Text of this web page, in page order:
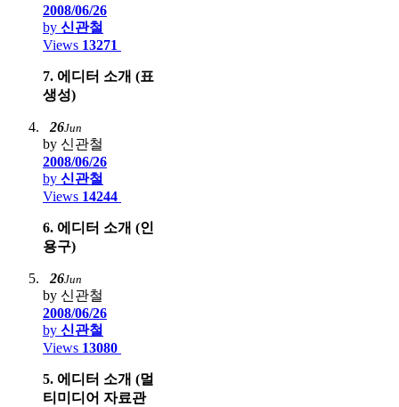
2008/06/26
by 신관철
Views 13271
7. 에디터 소개 (표
생성)
26Jun
by 신관철
2008/06/26
by 신관철
Views 14244
6. 에디터 소개 (인
용구)
26Jun
by 신관철
2008/06/26
by 신관철
Views 13080
5. 에디터 소개 (멀
티미디어 자료관